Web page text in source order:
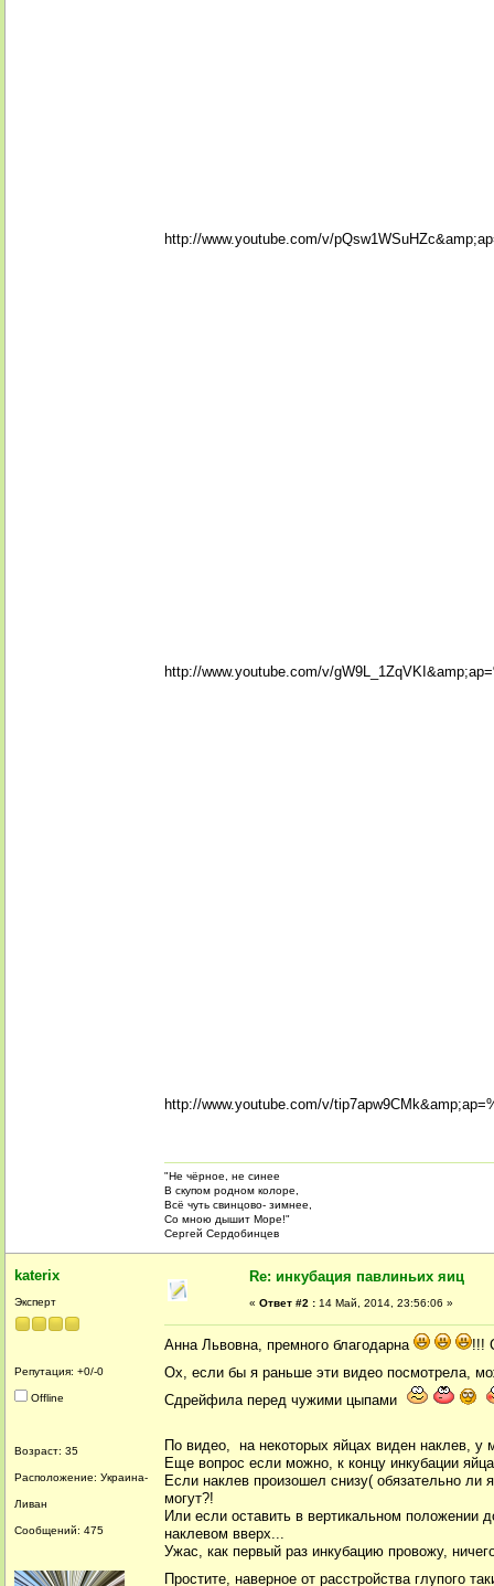
http://www.youtube.com/v/
http://www.youtube.com/v/
http://www.youtube.com/v/
"Не чёрное, не синее
В скупом родном колоре,
Всё чуть свинцово- зимнее,
Со мною дышит Море!"
Сергей Сердобинцев
katerix
Эксперт
Репутация: +0/-0
Offline
Возраст: 35
Расположение: Украина-
Ливан
Сообщений: 475
Re: инкубация павлиньих яиц
« Ответ #2 : 14 Май, 2014, 23:56:06 »
Анна Львовна, премного благодарна
!!!
Ох, если бы я раньше эти видео посмотрела,
Сдрейфила перед чужими цыпами
По видео, на некоторых яйцах виден наклев,
Еще вопрос если можно, к концу инкубации
Если наклев произошел снизу( обязательно ли
могут?!
Или если оставить в вертикальном положении
наклевом вверх...
Ужас, как первый раз инкубацию провожу,
Простите, наверное от расстройства глупого